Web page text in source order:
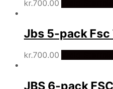
kr.700.00
Jbs 5-pack Fsc
kr.700.00
JBS 6-pack